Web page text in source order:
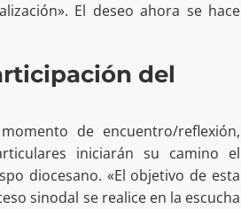
El deseo ahora se hace
del
de encuentro/reflexión,
iniciarán su camino el
diocesano. «El objetivo de esta
sinodal se realice en la escucha